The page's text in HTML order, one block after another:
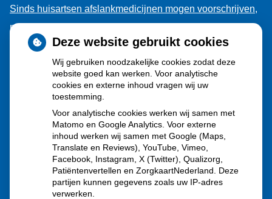
Sinds huisartsen afslankmedicijnen mogen voorschrijven,
neemt gebruik toe
Schurft sinds corona geen vergeten ziekte meer: aantal
uitbraken fors gestegen
Stoppen met afslankmedicijnen betekent zonder
leefstijlaanpassingen weer gewichtstoename
Kookadvies drinkwater in provincie Utrecht vanwege
besmetting
Terugroepactie babyvoeding Nestlé: bacterie kan baby’s
ziek maken
Deze website gebruikt cookies
Wij gebruiken noodzakelijke cookies zodat deze
website goed kan werken. Voor analytische
cookies en externe inhoud vragen wij uw
toestemming.
Voor analytische cookies werken wij samen met
Matomo en Google Analytics. Voor externe
inhoud werken wij samen met Google (Maps,
Translate en Reviews), YouTube, Vimeo,
Facebook, Instagram, X (Twitter), Qualizorg,
Patiëntenvertellen en ZorgkaartNederland. Deze
partijen kunnen gegevens zoals uw IP-adres
verwerken.